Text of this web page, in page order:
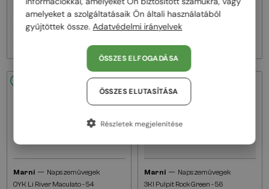
ME641S - 218 - 54
ME641S - 212 - 54
Marni — Napszemüvegek
0YK Li River Maculato - 54
48/72 -53%
Marni — Napszemüvegek
3KI Pulpit Rock Green - 56
amelyeket a szolgáltatásaik Ön általi használatából
gyűjtöttek össze. Adatvédelmi irányelvek
ÖSSZES ELFOGADÁSA
ÖSSZES ELUTASÍTÁSA
Részletek megjelenítése